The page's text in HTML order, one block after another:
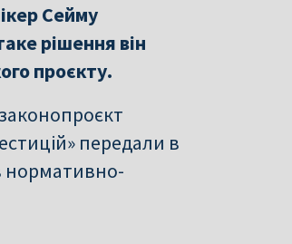
Сейму
рішення він
проєкту.
передали в
нормативно-